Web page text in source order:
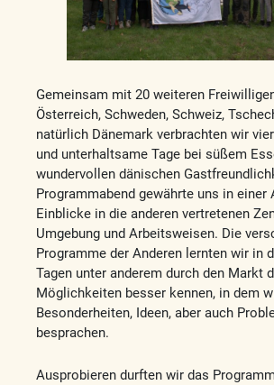
Gemeinsam mit 20 weiteren
Österreich, Schweden, Schweiz,
natürlich Dänemark verbrachten wir
und unterhaltsame Tage bei süßem
wundervollen dänischen
Programmabend gewährte uns in einer
Einblicke in die anderen vertretenen
Umgebung und Arbeitsweisen. Die
Programme der Anderen lernten wir in
Tagen unter anderem durch den Markt
Möglichkeiten besser kennen, in dem
Besonderheiten, Ideen, aber auch
besprachen.
Ausprobieren durften wir das